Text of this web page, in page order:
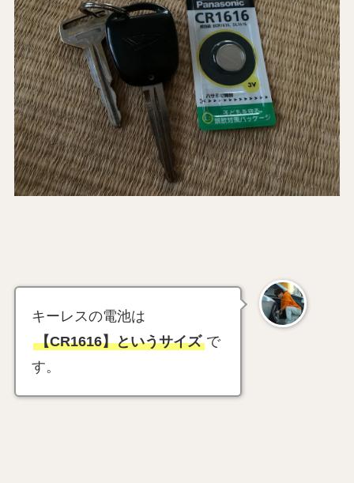
キーレスの電池は
【CR1616】というサイズ で
す。